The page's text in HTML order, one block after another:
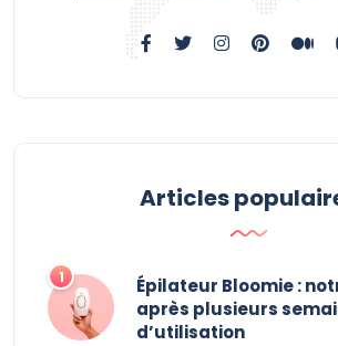
Articles
Épilateur Bloomie :
après plusieurs
d’utilisation